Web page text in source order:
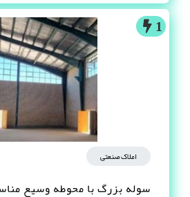
1
املاک صنعتی
سوله بزرگ با محوطه وسیع